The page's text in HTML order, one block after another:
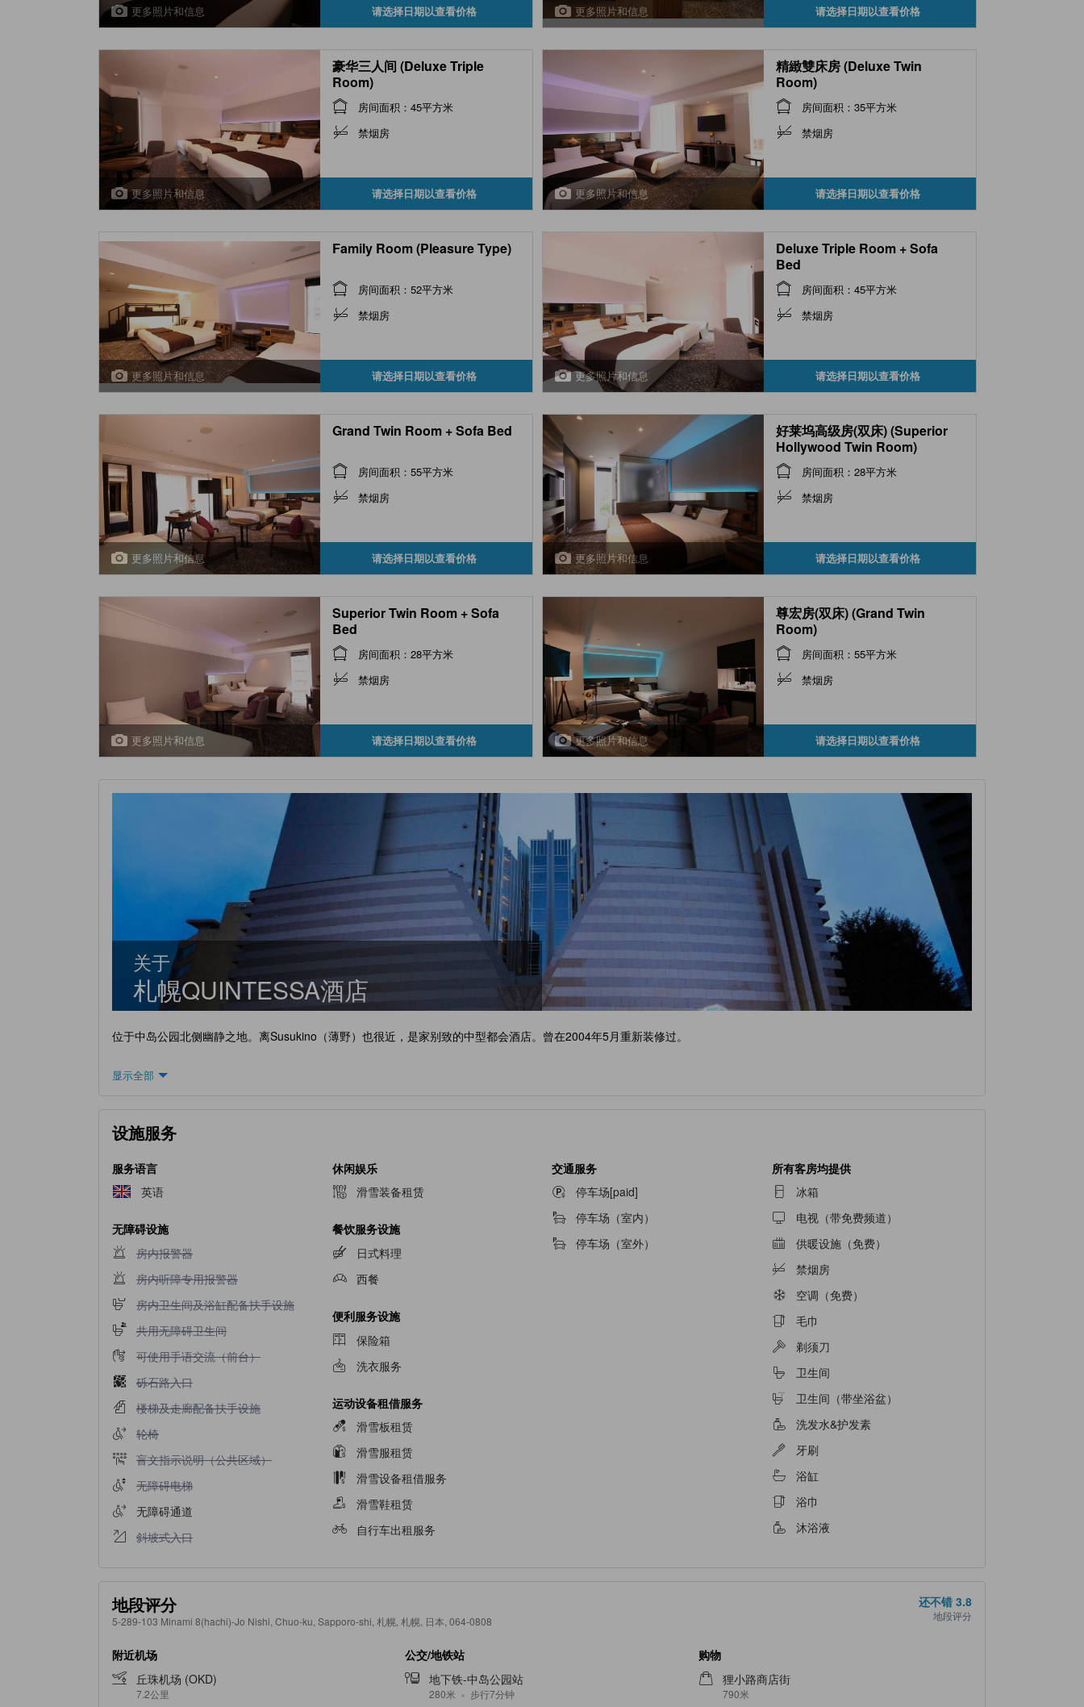
更多照片和信息 请选择日期以查看价格 更多照片和信息 请选择日期以查看价格
更多照片和信息
豪华三人间 (Deluxe Triple
Room)
房间面积：45平方米
禁烟房
请选择日期以查看价格 更多照片和信息
精緻雙床房 (Deluxe Twin
Room)
房间面积：35平方米
禁烟房
请选择日期以查看价格
更多照片和信息
Family Room (Pleasure Type)
房间面积：52平方米
禁烟房
请选择日期以查看价格 更多照片和信息
Deluxe Triple Room + Sofa
Bed
房间面积：45平方米
禁烟房
请选择日期以查看价格
更多照片和信息
Grand Twin Room + Sofa Bed
房间面积：55平方米
禁烟房
请选择日期以查看价格 更多照片和信息
好莱坞高级房(双床) (Superior
Hollywood Twin Room)
房间面积：28平方米
禁烟房
请选择日期以查看价格
更多照片和信息
Superior Twin Room + Sofa
Bed
房间面积：28平方米
禁烟房
请选择日期以查看价格 更多照片和信息
尊宏房(双床) (Grand Twin
Room)
房间面积：55平方米
禁烟房
请选择日期以查看价格
关于
札幌QUINTESSA酒店
位于中岛公园北侧幽静之地。离Susukino（薄野）也很近，是家别致的中型都会酒店。曾在2004年5月重新装修过。
显示全部
设施服务
服务语言
英语
无障碍设施
不提供房内报警器
房内报警器
不提供房内听障专用报警器
房内听障专用报警器
不提供房内卫生间及浴缸配备扶手设施
房内卫生间及浴缸配备扶手设施
不提供共用无障碍卫生间
共用无障碍卫生间
不提供可使用手语交流（前台）
可使用手语交流（前台）
不提供砾石路入口
砾石路入口
不提供楼梯及走廊配备扶手设施
楼梯及走廊配备扶手设施
不提供轮椅
轮椅
不提供盲文指示说明（公共区域）
盲文指示说明（公共区域）
不提供无障碍电梯
无障碍电梯
无障碍通道
不提供斜坡式入口
斜坡式入口
休闲娱乐
滑雪装备租赁
餐饮服务设施
日式料理
西餐
便利服务设施
保险箱
洗衣服务
运动设备租借服务
滑雪板租赁
滑雪服租赁
滑雪设备租借服务
滑雪鞋租赁
自行车出租服务
交通服务
停车场[paid]
停车场（室内）
停车场（室外）
所有客房均提供
冰箱
电视（带免费频道）
供暖设施（免费）
禁烟房
空调（免费）
毛巾
剃须刀
卫生间
卫生间（带坐浴盆）
洗发水&护发素
牙刷
浴缸
浴巾
沐浴液
地段评分
5-289-103 Minami 8(hachi)-Jo Nishi, Chuo-ku, Sapporo-shi, 札幌, 札幌, 日本, 064-0808
还不错 3.8
地段评分
附近机场
丘珠机场 (OKD)
7.2公里
公交/地铁站
地下铁-中岛公园站
280米 步行7分钟
购物
狸小路商店街
790米